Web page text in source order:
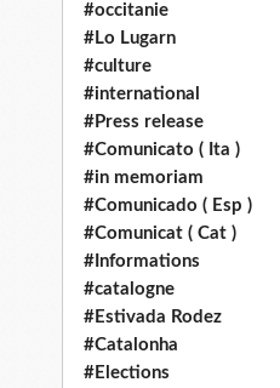
#occitanie
#Lo Lugarn
#culture
#international
#Press release
#Comunicato ( Ita )
#in memoriam
#Comunicado ( Esp )
#Comunicat ( Cat )
#Informations
#catalogne
#Estivada Rodez
#Catalonha
#Elections